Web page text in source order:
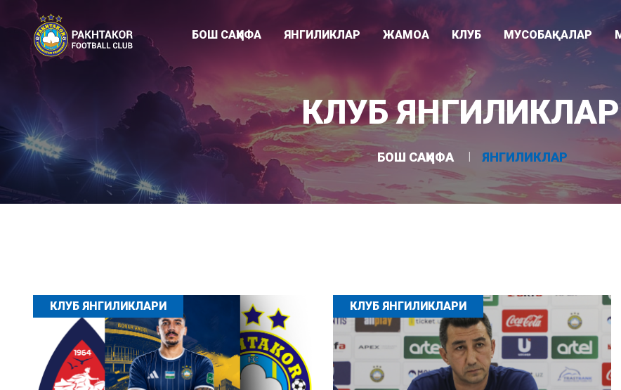
БОШ САҲИФА ЯНГИЛИКЛАР
Клуб янгиликлари
"ПАХТАКОР-79"
Академия
ЖАМОА
Раҳбарият
Мураббийлар
Асосий жамоа
КЛУБ
Клуб тарихи
Клуб ҳақида
Стадион
МУСОБАҚАЛАР
Суперлига
Ўзбекистон кубоги
U-21 лигаси
Видео
КЛУБ
БОШ САҲИФА ЯНГИЛИКЛАР
КЛУБ ЯНГИЛИКЛАРИ КЛУБ ЯНГИЛИКЛАРИ